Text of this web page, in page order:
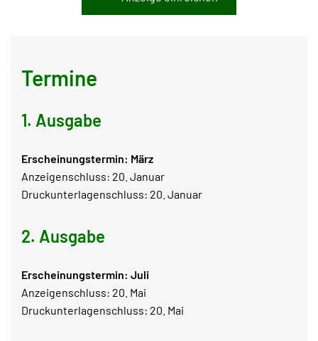
Termine
1. Ausgabe
Erscheinungstermin: März
Anzeigenschluss: 20. Januar
Druckunterlagenschluss: 20. Januar
2. Ausgabe
Erscheinungstermin: Juli
Anzeigenschluss: 20. Mai
Druckunterlagenschluss: 20. Mai